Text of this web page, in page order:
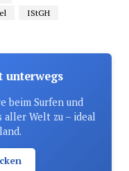
IStGH
unterwegs
beim Surfen und
aller Welt zu – ideal